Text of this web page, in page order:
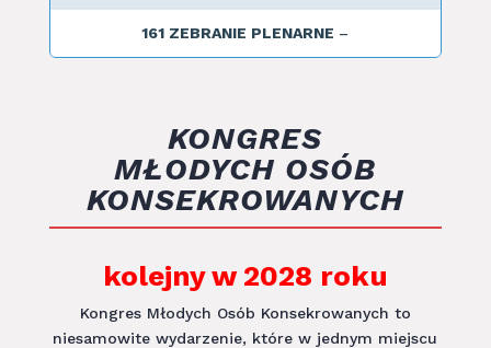
161 ZEBRANIE PLENARNE –
KONGRES
MŁODYCH OSÓB
KONSEKROWANYCH
kolejny w 2028 roku
Kongres Młodych Osób Konsekrowanych to
niesamowite wydarzenie, które w jednym miejscu